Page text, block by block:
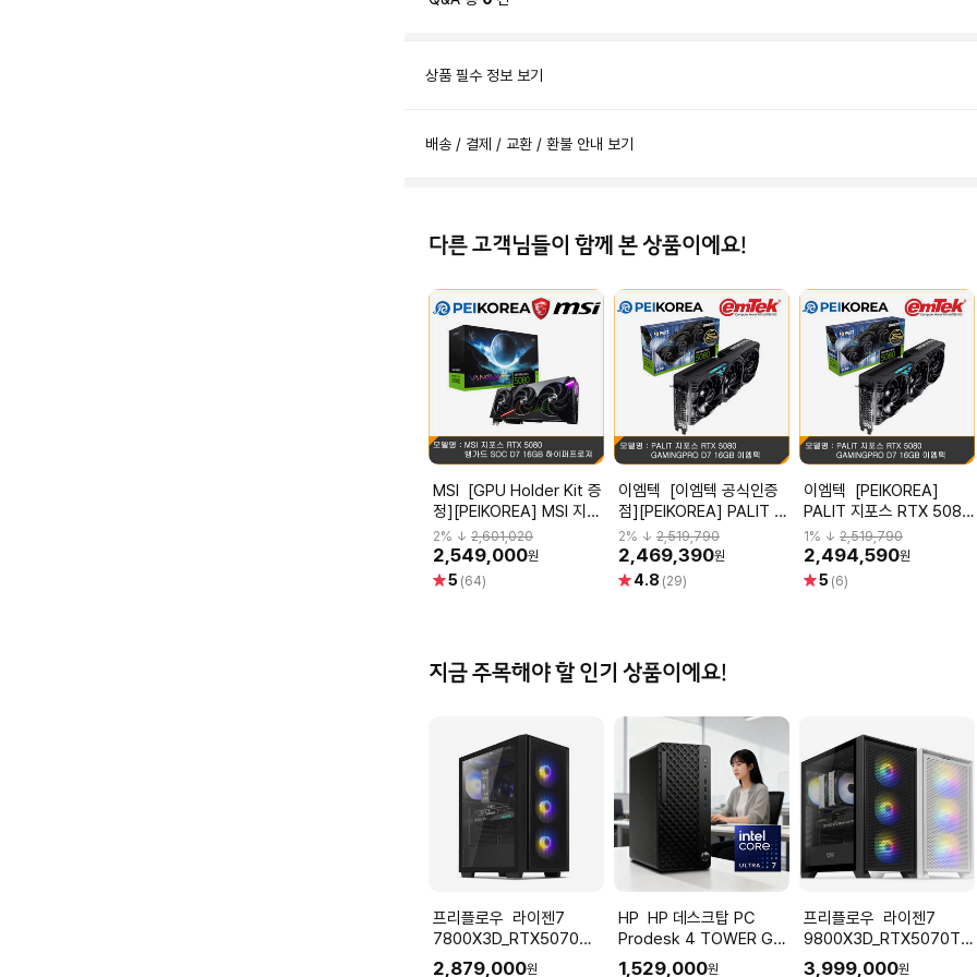
상품 필수 정보 보기
배송 / 결제 / 교환 / 환불 안내 보기
다른 고객님들이 함께 본 상품이에요!
MSI [GPU Holder Kit 증
정][PEIKOREA] MSI 지포
스 RTX 5080 뱅가드
SOC D7 16GB 하이퍼프
로져
2% ↓ 2,601,020
2,549,000원
별 5 (64)
이엠텍 [이엠텍 공식인증
점][PEIKOREA] PALIT 지
포스 RTX 5080
GAMINGPRO D7 16GB
이엠텍
2% ↓ 2,519,790
2,469,390원
별 4.8 (29)
이엠텍 [PEIKOREA]
PALIT 지포스 RTX 5080
GAMINGPRO D7 16GB
이엠텍
1 % ↓ 2,519,790
2,494,590원
별 5 (6)
지금 주목해야 할 인기 상품이에요!
프리플로우 라이젠7
7800X3D_RTX5070
12GB 컴퓨터본체
2,879,000원
HP HP 데스크탑 PC
Prodesk 4 TOWER G1i
울트라7 265 OS미포함
1,529,000원
프리플로우 라이젠7
9800X3D_RTX5070TI
컴퓨터본체 (ULTRA
3,999,000원